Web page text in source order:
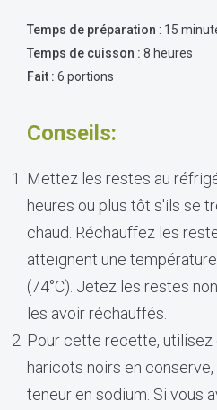
Temps de préparation : 15
Temps de cuisson : 8 heures
Fait : 6 portions
Conseils:
Mettez les restes au
heures ou plus tôt s'ils se
chaud. Réchauffez les
atteignent une
(74°C). Jetez les restes
les avoir réchauffés.
Pour cette recette, utilisez
haricots noirs en
teneur en sodium. Si vous